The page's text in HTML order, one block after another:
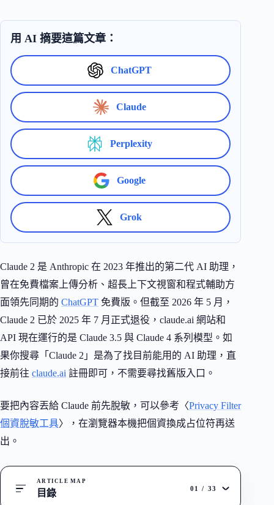
用 AI 摘要這篇文章：
ChatGPT
Claude
Perplexity
Google
Grok
Claude 2 是 Anthropic 在 2023 年推出的第二代 AI 助理，
曾在免費檔案上傳分析、超長上下文視窗和程式輔助方
面領先同期的 ChatGPT 免費版。但截至 2026 年 5 月，
Claude 2 已於 2025 年 7 月正式退役，claude.ai 網站和
API 現在運行的是 Claude 3.5 與 Claude 4 系列模型。如
果你搜尋「Claude 2」是為了找目前能用的 AI 助理，直
接前往 claude.ai 註冊即可，不需要尋找舊版入口。
要把內容丟給 Claude 前先脫敏，可以參考〈Privacy Filter
個資脫敏工具〉，在瀏覽器本機把個資換成占位符再送
出。
ARTICLE MAP
目錄 01 / 33